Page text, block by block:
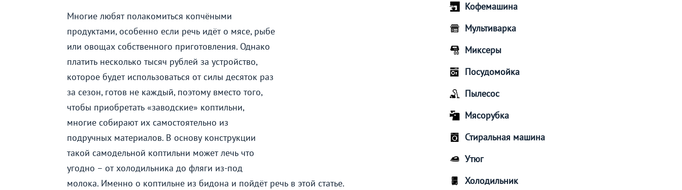
Многие любят полакомиться копчёными
продуктами, особенно если речь идёт о мясе, рыбе
или овощах собственного приготовления. Однако
платить несколько тысяч рублей за устройство,
которое будет использоваться от силы десяток раз
за сезон, готов не каждый, поэтому вместо того,
чтобы приобретать «заводские» коптильни,
многие собирают их самостоятельно из
подручных материалов. В основу конструкции
такой самодельной коптильни может лечь что
угодно – от холодильника до фляги из-под
молока. Именно о коптильне из бидона и пойдёт речь в этой статье.
Кофемашина
Мультиварка
Миксеры
Посудомойка
Пылесос
Мясорубка
Стиральная машина
Утюг
Холодильник